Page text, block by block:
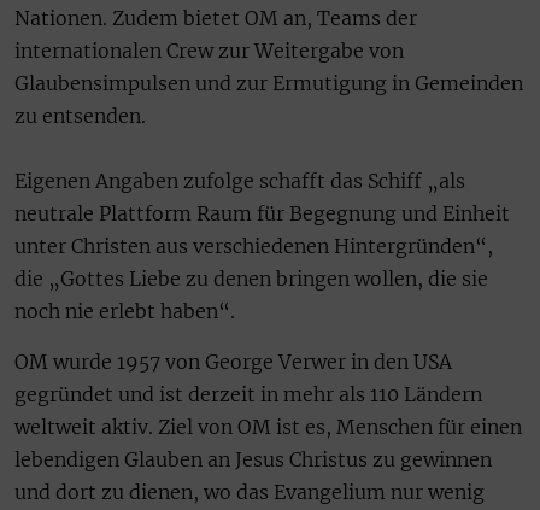
Nationen. Zudem bietet OM an, Teams der
internationalen Crew zur Weitergabe von
Glaubensimpulsen und zur Ermutigung in Gemeinden
zu entsenden.
Eigenen Angaben zufolge schafft das Schiff „als
neutrale Plattform Raum für Begegnung und Einheit
unter Christen aus verschiedenen Hintergründen“,
die „Gottes Liebe zu denen bringen wollen, die sie
noch nie erlebt haben“.
OM wurde 1957 von George Verwer in den USA
gegründet und ist derzeit in mehr als 110 Ländern
weltweit aktiv. Ziel von OM ist es, Menschen für einen
lebendigen Glauben an Jesus Christus zu gewinnen
und dort zu dienen, wo das Evangelium nur wenig